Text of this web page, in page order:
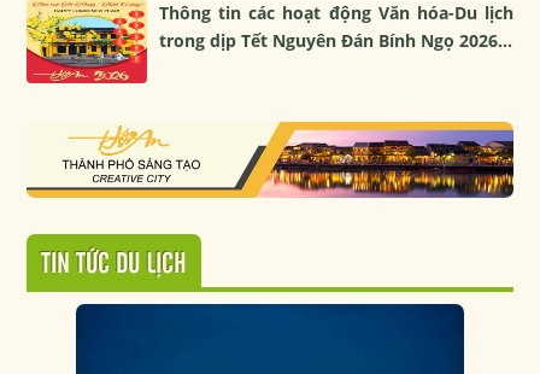
Thông tin các hoạt động Văn hóa-Du lịch
trong dịp Tết Nguyên Đán Bính Ngọ 2026...
TIN TỨC DU LỊCH